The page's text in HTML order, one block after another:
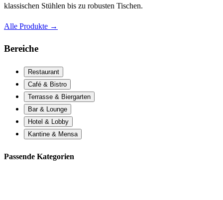
klassischen Stühlen bis zu robusten Tischen.
Alle Produkte →
Bereiche
Restaurant
Café & Bistro
Terrasse & Biergarten
Bar & Lounge
Hotel & Lobby
Kantine & Mensa
Passende Kategorien